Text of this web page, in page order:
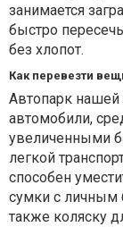
занимается
быстро
без хлопот.
Как перевезти
Автопарк
автомобили,
увеличенными
легкой
способен
сумки с личным
также коляску